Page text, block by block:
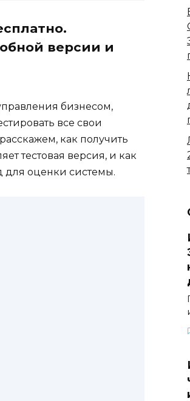
версии и
бизнесом,
все свои
как получить
тестовая версия, и как
для оценки системы.